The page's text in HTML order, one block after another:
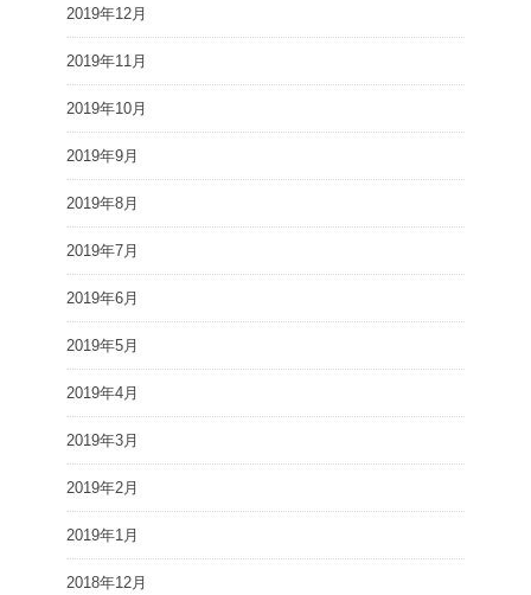
2019年12月
2019年11月
2019年10月
2019年9月
2019年8月
2019年7月
2019年6月
2019年5月
2019年4月
2019年3月
2019年2月
2019年1月
2018年12月